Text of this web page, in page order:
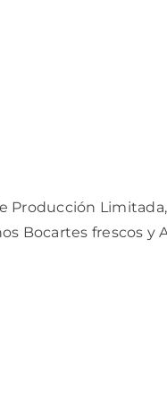
Producción
Bocartes frescos y